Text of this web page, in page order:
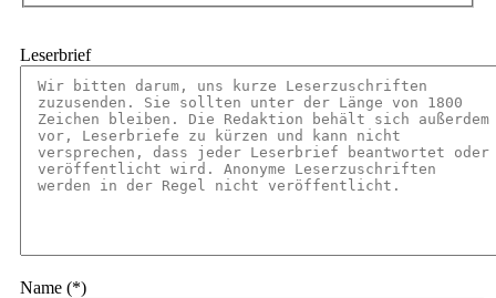
Leserbrief
Name (*)